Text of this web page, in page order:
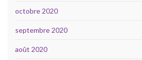
octobre 2020
septembre 2020
août 2020